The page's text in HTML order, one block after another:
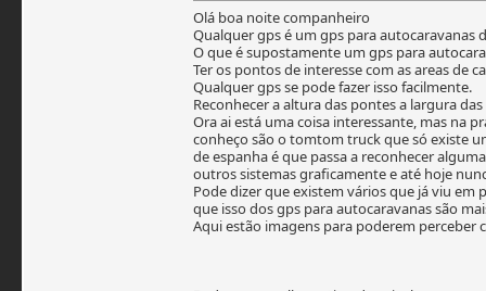
Olá boa noite companheiro
Qualquer gps é um gps para autocaravanas
O que é supostamente um gps para
Ter os pontos de interesse com as areas de
Qualquer gps se pode fazer isso facilmente.
Reconhecer a altura das pontes a largura das
Ora ai está uma coisa interessante, mas na
conheço são o tomtom truck que só existe
de espanha é que passa a reconhecer
outros sistemas graficamente e até hoje
Pode dizer que existem vários que já viu
que isso dos gps para autocaravanas são
Aqui estão imagens para poderem perceber